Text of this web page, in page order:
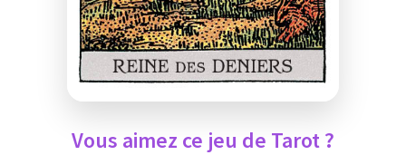
Vous aimez ce jeu de Tarot ?